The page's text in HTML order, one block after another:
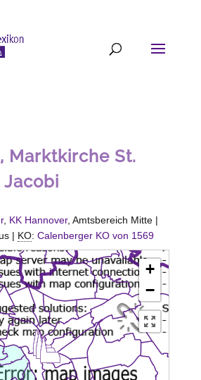
Marktkirche St.
, KK Hannover, Amtsbereich Mitte |
| KO: Calenberger KO von 1569
+
−